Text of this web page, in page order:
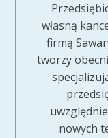
własną
firmą
tworzy
nowych